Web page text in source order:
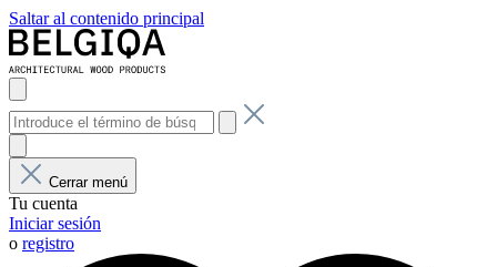
Saltar al contenido principal
Cerrar menú
Tu cuenta
Iniciar sesión
o registro